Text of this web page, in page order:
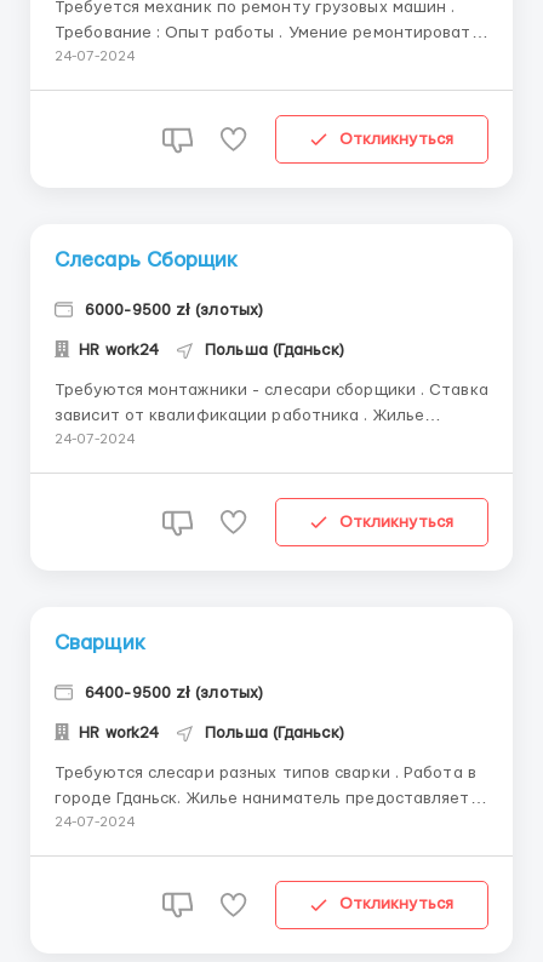
Требуется механик по ремонту грузовых машин .
Требование : Опыт работы . Умение ремонтировать
грузовые машины . Страна - Бельгия. Жилье
24-07-2024
Откликнуться
Слесарь Сборщик
6000-9500 zł (злотых)
HR work24 Польша (Гданьск)
Требуются монтажники - слесари сборщики . Ставка
зависит от квалификации работника . Жилье
предоставляет и оплачивает наниматель . Спец
предоставляют. Нужно уметь читать чертежи . ...
24-07-2024
Откликнуться
Сварщик
6400-9500 zł (злотых)
HR work24 Польша (Гданьск)
Требуются слесари разных типов сварки . Работа в
городе Гданьск. Жилье наниматель предоставляет
за свой счет . В комнате по 2-4 человека. Нужен
предоставляют . Официальное трудоустройство . ...
24-07-2024
Откликнуться